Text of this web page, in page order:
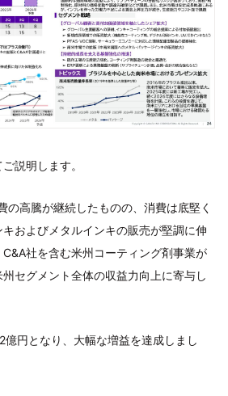
説明します。
の高騰が継続したものの、消費は底堅く
およびメタルインキの販売が堅調に伸
社を含む米州コーティング剤事業が
セグメント全体の収益力向上に寄与し
円となり、大幅な増益を達成しまし